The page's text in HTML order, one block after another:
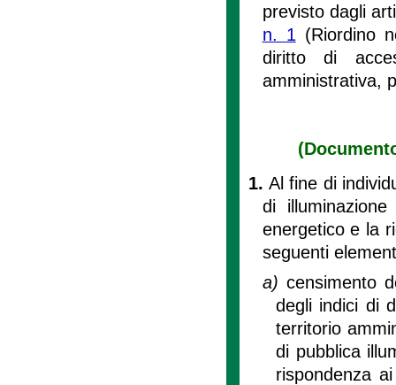
previsto dagli
n. 1 (Riordino
diritto di
amministrativa,
1.Al fine di
di
energetico e la
seguenti
a) censimento
degli indici di
territorio
di pubblica
rispondenza